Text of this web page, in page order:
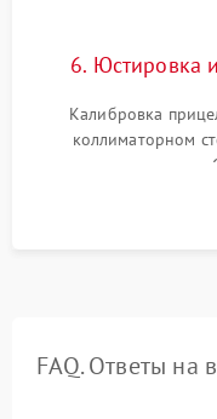
6. Юстировка
Калибровка
коллиматорном
механизма
ударном стенде
FAQ. Ответы на